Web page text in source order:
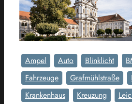
Ampel Auto Blinklicht
Fahrzeuge
Grafmühlstraße
Krankenhaus
Kreuzung